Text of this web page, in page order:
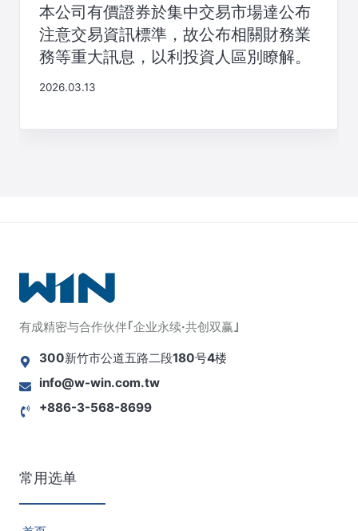
本公司有價證券於集中交易市場達公布
注意交易資訊標準，故公布相關財務業
務等重大訊息，以利投資人區別瞭解。
2026.03.13
有成精密与合作伙伴｢企业永续·共创双赢｣
300新竹市公道五路二段180号4楼
info@w-win.com.tw
+886-3-568-8699
常用选单